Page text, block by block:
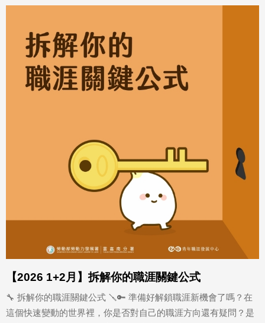
【2026 1+2月】拆解你的職涯關鍵公式
🔧 拆解你的職涯關鍵公式 🪛🔑 準備好解鎖職涯新機會了嗎？在
這個快速變動的世界裡，你是否對自己的職涯方向還有疑問？是